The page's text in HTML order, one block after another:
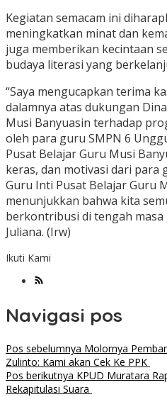
Kegiatan semacam ini
meningkatkan minat dan
juga memberikan kecintaan
budaya literasi yang
“Saya mengucapkan terima
dalamnya atas dukungan
Musi Banyuasin terhadap
oleh para guru SMPN 6
Pusat Belajar Guru Musi
keras, dan motivasi dari para
Guru Inti Pusat Belajar Guru
menunjukkan bahwa kita
berkontribusi di tengah masa
Juliana. (Irw)
Ikuti Kami
Navigasi pos
Pos sebelumnya Molornya
Zulinto: Kami akan Cek Ke PPK
Pos berikutnya KPUD Muratara
Rekapitulasi Suara